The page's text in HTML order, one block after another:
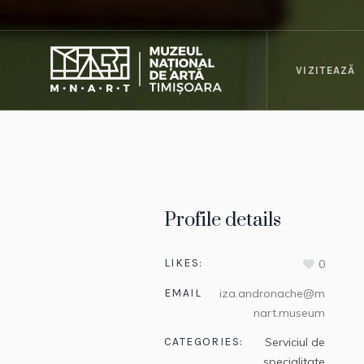
VIZITEAZĂ
Profile details
LIKES: 0
EMAIL
iza.andronache@m
nart.museum
CATEGORIES:
Serviciul de